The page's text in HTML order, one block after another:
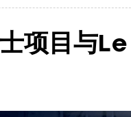
项目与